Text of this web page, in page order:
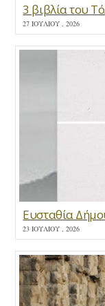
3 βιβλία του
27 ΙΟΥΛΊΟΥ , 2026
Ευσταθία
23 ΙΟΥΛΊΟΥ , 2026